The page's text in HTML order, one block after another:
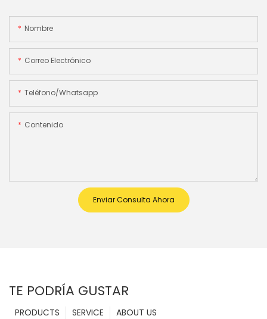
Nombre
Correo Electrónico
Teléfono/whatsapp
Contenido
Enviar Consulta Ahora
TE PODRÍA GUSTAR
ABOUT US
SERVICE
PRODUCTS